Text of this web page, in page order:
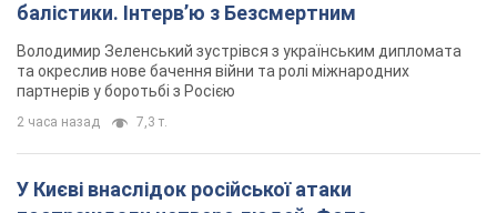
балістики. Інтерв’ю з Безсмертним
Володимир Зеленський зустрівся з українським дипломата
та окреслив нове бачення війни та ролі міжнародних
партнерів у боротьбі з Росією
2 часа назад 7,3 т.
У Києві внаслідок російської атаки